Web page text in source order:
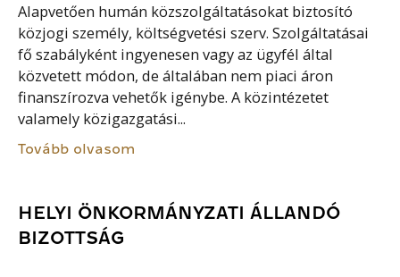
Alapvetően humán közszolgáltatásokat biztosító
közjogi személy, költségvetési szerv. Szolgáltatásai
fő szabályként ingyenesen vagy az ügyfél által
közvetett módon, de általában nem piaci áron
finanszírozva vehetők igénybe. A közintézetet
valamely közigazgatási...
Tovább olvasom
HELYI ÖNKORMÁNYZATI ÁLLANDÓ
BIZOTTSÁG